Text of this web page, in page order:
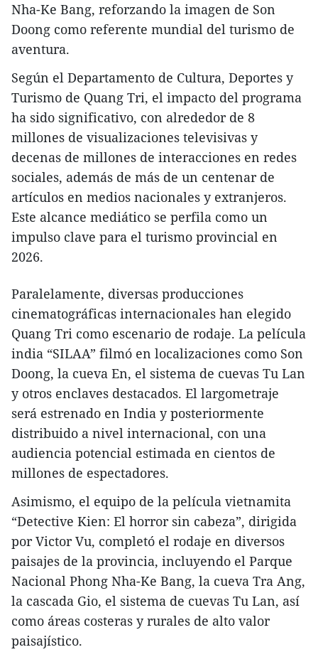
Nha-Ke Bang, reforzando la imagen de Son
Doong como referente mundial del turismo de
aventura.
Según el Departamento de Cultura, Deportes y
Turismo de Quang Tri, el impacto del programa
ha sido significativo, con alrededor de 8
millones de visualizaciones televisivas y
decenas de millones de interacciones en redes
sociales, además de más de un centenar de
artículos en medios nacionales y extranjeros.
Este alcance mediático se perfila como un
impulso clave para el turismo provincial en
2026.
Paralelamente, diversas producciones
cinematográficas internacionales han elegido
Quang Tri como escenario de rodaje. La película
india “SILAA” filmó en localizaciones como Son
Doong, la cueva En, el sistema de cuevas Tu Lan
y otros enclaves destacados. El largometraje
será estrenado en India y posteriormente
distribuido a nivel internacional, con una
audiencia potencial estimada en cientos de
millones de espectadores.
Asimismo, el equipo de la película vietnamita
“Detective Kien: El horror sin cabeza”, dirigida
por Victor Vu, completó el rodaje en diversos
paisajes de la provincia, incluyendo el Parque
Nacional Phong Nha-Ke Bang, la cueva Tra Ang,
la cascada Gio, el sistema de cuevas Tu Lan, así
como áreas costeras y rurales de alto valor
paisajístico.